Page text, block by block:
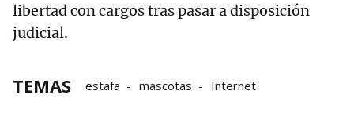
libertad con cargos tras pasar a disposición
judicial.
TEMAS estafa mascotas Internet